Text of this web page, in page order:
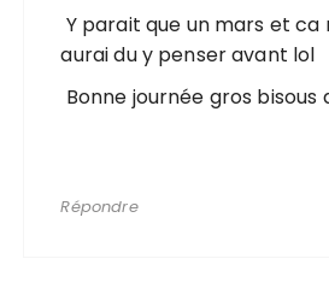
Y parait que un mars et
aurai du y penser avant lol
Bonne journée gros bisous
Répondre